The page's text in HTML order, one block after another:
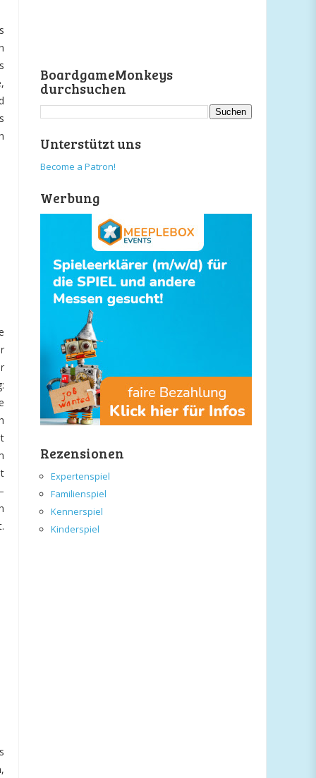
BoardgameMonkeys
durchsuchen
Unterstützt uns
Become a Patron!
Werbung
Rezensionen
Expertenspiel
Familienspiel
Kennerspiel
Kinderspiel